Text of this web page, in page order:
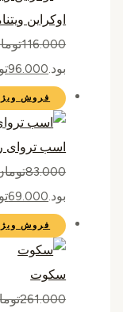
اوکراین ویتنامی
116.000تومان
96.000تومان
فروش ویژه
اسب تروای رسانه
83.000تومان
69.000تومان
فروش ویژه
سکوت
261.000تومان